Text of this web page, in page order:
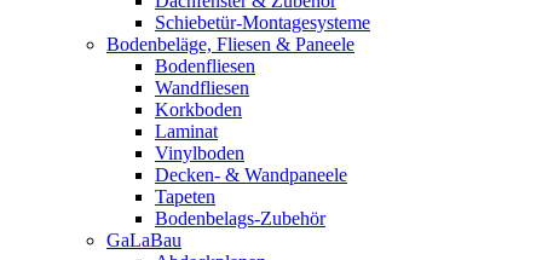
Schiebetür-Montagesysteme
Bodenbeläge, Fliesen & Paneele
Bodenfliesen
Wandfliesen
Korkboden
Laminat
Vinylboden
Decken- & Wandpaneele
Tapeten
Bodenbelags-Zubehör
GaLaBau